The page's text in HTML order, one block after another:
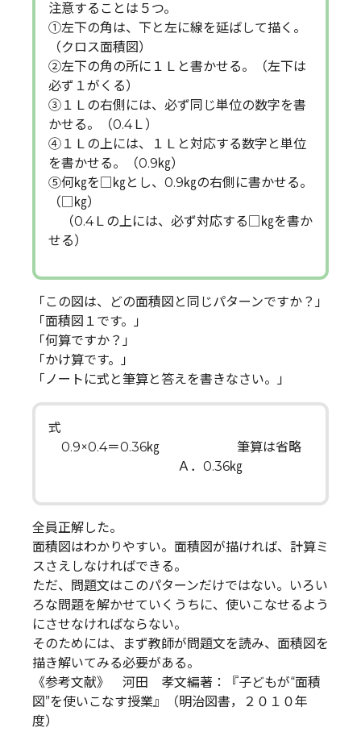
注意することは５つ。
①左下の角は、下と左に線を延ばして描く。
（クロス面積図）
②左下の角の所に１Ｌと書かせる。（左下は
必ず１がくる）
③１Ｌの右側には、必ず同じ単位の数字を書
かせる。（0.4Ｌ）
④１Ｌの上には、１Ｌと対応する数字と単位
を書かせる。（0.9㎏）
⑤何㎏を□㎏とし、0.9㎏の右側に書かせる。
（□㎏）
（0.4Ｌの上には、必ず対応する□㎏を書か
せる）
「この図は、どの面積図と同じパターンですか？」
「面積図１です。」
「何算ですか？」
「かけ算です。」
「ノートに式と筆算と答えを書きなさい。」
式
0.9×0.4＝0.36㎏ 筆算は省略
Ａ．0.36㎏
全員正解した。
面積図はわかりやすい。面積図が描ければ、計算ミ
スさえしなければできる。
ただ、問題文はこのパターンだけではない。いろい
ろな問題を解かせていくうちに、使いこなせるよう
にさせなければならない。
そのためには、まず教師が問題文を読み、面積図を
描き解いてみる必要がある。
《参考文献》 河田 孝文編著：『子どもが“面積
図”を使いこなす授業』（明治図書，２０１０年
度）